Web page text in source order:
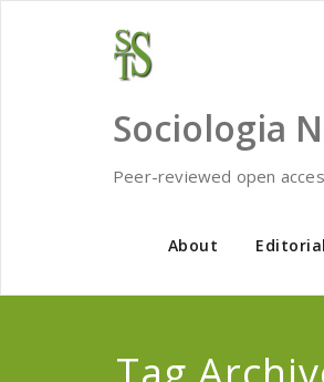
Sociologia
Peer-reviewed open
About